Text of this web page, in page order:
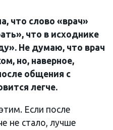
что слово «врач»
что в исходнике
Не думаю, что врач
но, наверное,
общения с
легче.
Если после
не стало, лучше